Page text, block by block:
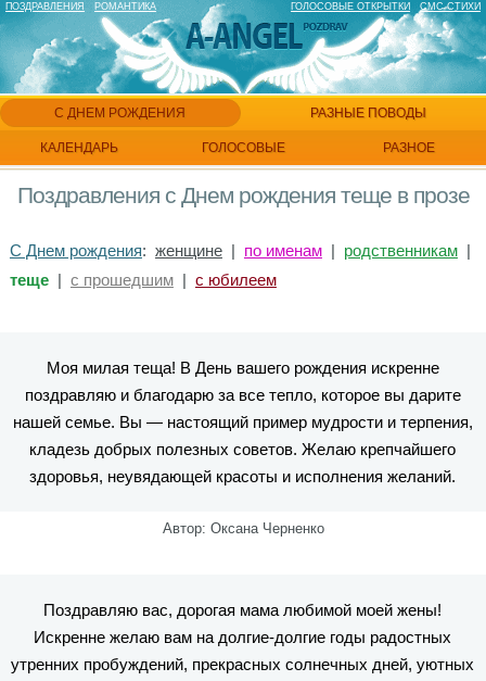
ПОЗДРАВЛЕНИЯ РОМАНТИКА ГОЛОСОВЫЕ ОТКРЫТКИ СМС СТИХИ
С ДНЕМ РОЖДЕНИЯ РАЗНЫЕ ПОВОДЫ
ГОЛОСОВЫЕ
КАЛЕНДАРЬ РАЗНОЕ
Поздравления с Днем рождения теще в прозе
С Днем рождения: женщине| по именам| родственникам|
теще| с прошедшим| с юбилеем
Моя милая теща! В День вашего рождения искренне
поздравляю и благодарю за все тепло, которое вы дарите
нашей семье. Вы — настоящий пример мудрости и терпения,
кладезь добрых полезных советов. Желаю крепчайшего
здоровья, неувядающей красоты и исполнения желаний.
Автор: Оксана Черненко
Поздравляю вас, дорогая мама любимой моей жены!
Искренне желаю вам на долгие-долгие годы радостных
утренних пробуждений, прекрасных солнечных дней, уютных